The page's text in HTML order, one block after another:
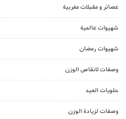
عصائر و مقبلات مغربية
شهيوات عالمية
شهيوات رمضان
وصفات لانقاص الوزن
حلويات العيد
وصفات لزيادة الوزن